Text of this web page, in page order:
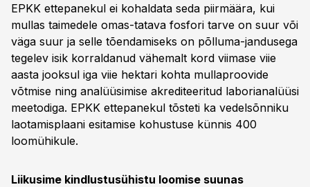
EPKK ettepanekul ei kohaldata seda piirmäära, kui
mullas taimedele omas-tatava fosfori tarve on suur või
väga suur ja selle tõendamiseks on põlluma-jandusega
tegelev isik korraldanud vähemalt kord viimase viie
aasta jooksul iga viie hektari kohta mullaproovide
võtmise ning analüüsimise akrediteeritud laborianalüüsi
meetodiga. EPKK ettepanekul tõsteti ka vedelsõnniku
laotamisplaani esitamise kohustuse künnis 400
loomühikule.
Liikusime kindlustusühistu loomise suunas